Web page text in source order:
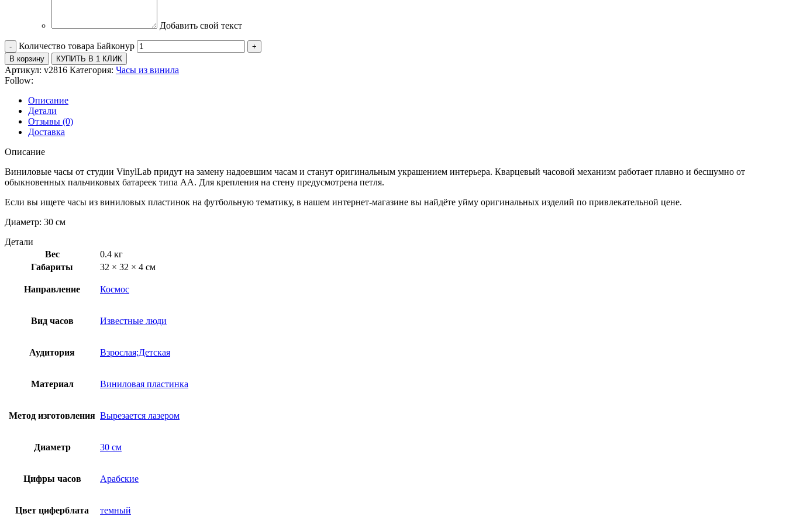
Добавить свой текст
Количество товара Байконур
В корзину КУПИТЬ В 1 КЛИК
Артикул: v2816 Категория: Часы из винила
Follow:
Описание
Детали
Отзывы (0)
Доставка
Описание
Виниловые часы от студии VinylLab придут на замену надоевшим часам и станут оригинальным украшением интерьера. Кварцевый часовой механизм работает плавно и бесшумно от
обыкновенных пальчиковых батареек типа АА. Для крепления на стену предусмотрена петля.
Если вы ищете часы из виниловых пластинок на футбольную тематику, в нашем интернет-магазине вы найдёте уйму оригинальных изделий по привлекательной цене.
Диаметр: 30 см
Детали
Вес
0.4 кг
Габариты
32 × 32 × 4 см
Направление Космос
Вид часов Известные люди
Аудитория Взрослая;Детская
Материал Виниловая пластинка
Метод изготовления Вырезается лазером
Диаметр 30 см
Цифры часов Арабские
Цвет циферблата темный